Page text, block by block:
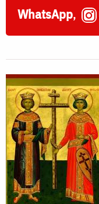
WhatsApp,